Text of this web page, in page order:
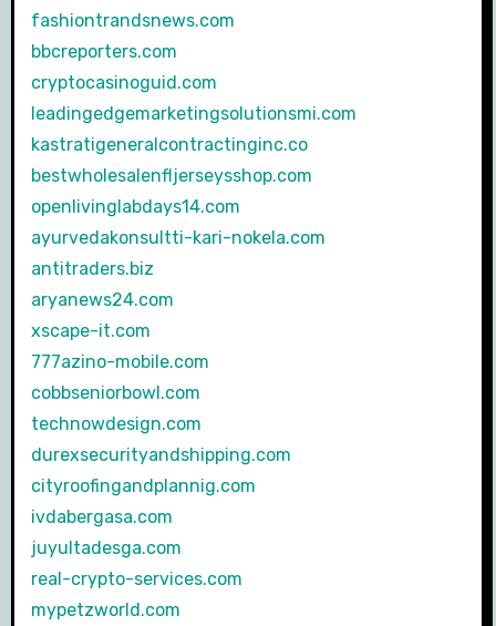
fashiontrandsnews.com
bbcreporters.com
cryptocasinoguid.com
leadingedgemarketingsolutionsmi.com
kastratigeneralcontractinginc.co
bestwholesalenfljerseysshop.com
openlivinglabdays14.com
ayurvedakonsultti-kari-nokela.com
antitraders.biz
aryanews24.com
xscape-it.com
777azino-mobile.com
cobbseniorbowl.com
technowdesign.com
durexsecurityandshipping.com
cityroofingandplannig.com
ivdabergasa.com
juyultadesga.com
real-crypto-services.com
mypetzworld.com